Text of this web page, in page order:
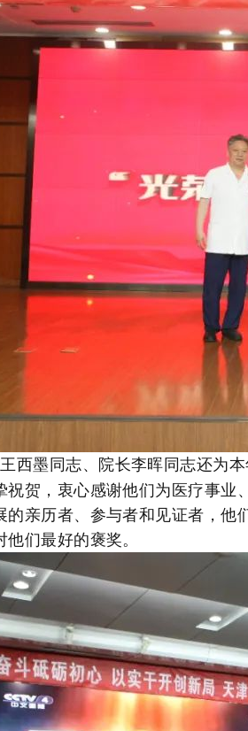
西墨同志、院长李晖同志还为
祝贺，衷心感谢他们为医疗事
的亲历者、参与者和见证者，
们最好的褒奖。